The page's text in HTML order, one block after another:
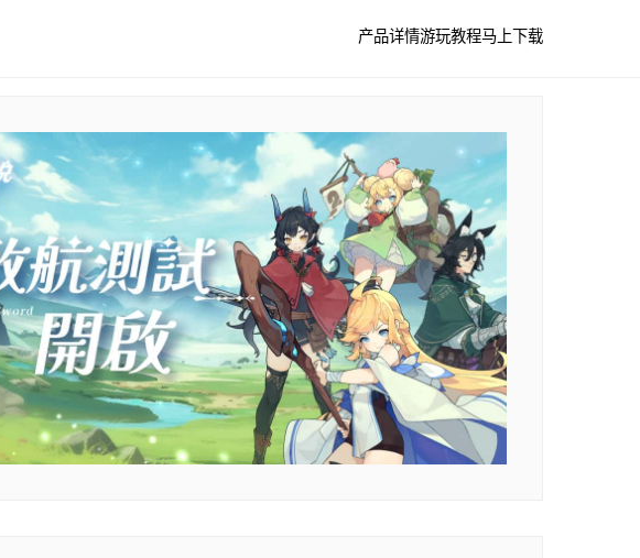
产品详情游玩教程马上下载